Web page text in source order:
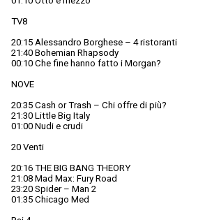
TV8
20:15 Alessandro Borghese – 4 ristoranti
21:40 Bohemian Rhapsody
00:10 Che fine hanno fatto i Morgan?
NOVE
20:35 Cash or Trash – Chi offre di più?
21:30 Little Big Italy
01:00 Nudi e crudi
20 Venti
20:16 THE BIG BANG THEORY
21:08 Mad Max: Fury Road
23:20 Spider – Man 2
01:35 Chicago Med